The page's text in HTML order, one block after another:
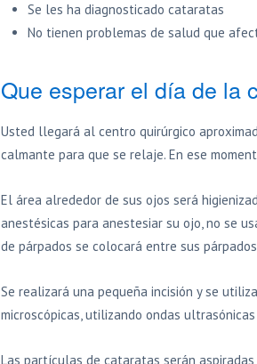
Se les ha diagnosticado cataratas
No tienen problemas de salud que
Que esperar el día de la
Usted llegará al centro quirúrgico
calmante para que se relaje. En ese
El área alrededor de sus ojos será
anestésicas para anestesiar su ojo, no se
de párpados se colocará entre sus
Se realizará una pequeña incisión y se
microscópicas, utilizando ondas
Las partículas de cataratas serán